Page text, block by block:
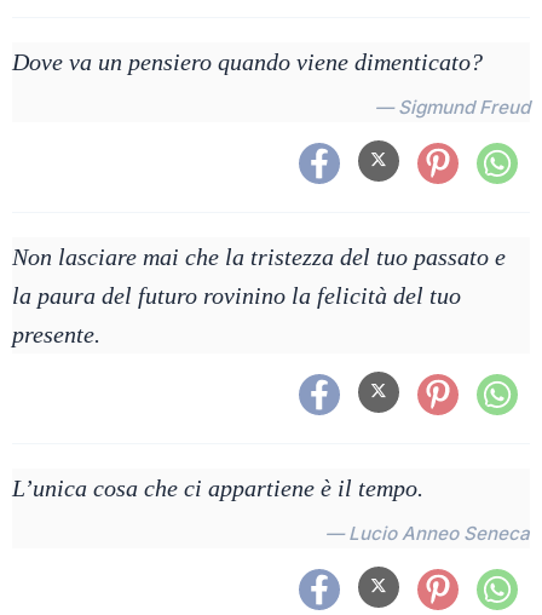
Dove va un pensiero quando viene dimenticato?
— Sigmund Freud
Non lasciare mai che la tristezza del tuo passato e
la paura del futuro rovinino la felicità del tuo
presente.
L’unica cosa che ci appartiene è il tempo.
— Lucio Anneo Seneca